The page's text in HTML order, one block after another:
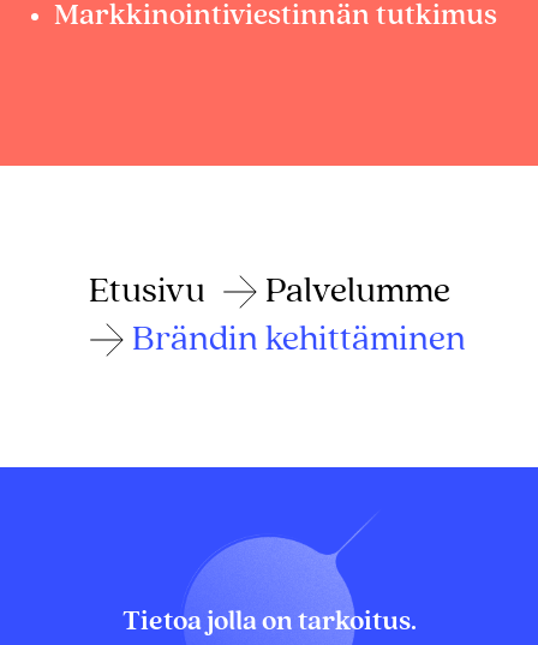
Markkinointiviestinnän tutkimus
Etusivu
Palvelumme
Brändin kehittäminen
Tietoa jolla on tarkoitus.